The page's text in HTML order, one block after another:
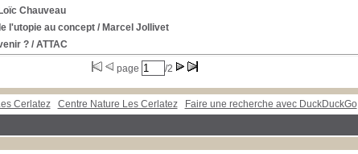
Chauveau
l'utopie au concept/ Marcel Jollivet
?/ ATTAC
page /2
Cerlatez Centre Nature Les Cerlatez Faire une recherche avec DuckDuckGo